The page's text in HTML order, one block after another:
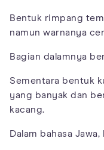
Bentuk rimpang
namun warnanya
Bagian dalamnya
Sementara bentuk
yang banyak dan
kacang.
Dalam bahasa